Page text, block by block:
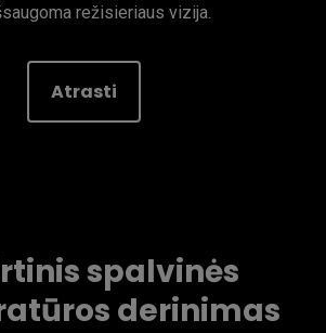
režisieriaus vizija.
Atrasti
spalvinės
derinimas